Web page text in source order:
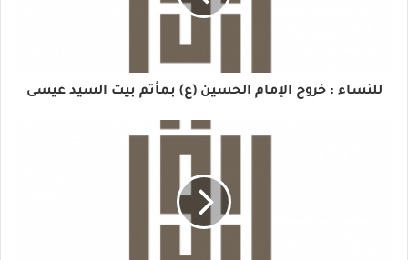
للنساء : خروج الإمام الحسين (ع) بمأتم بيت السيد عيسى